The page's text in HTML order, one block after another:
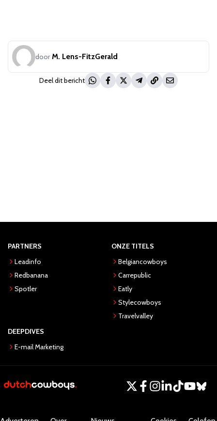
door M. Lens-FitzGerald
Deel dit bericht
PARTNERS
Leadinfo
Redbanana
Spotler
ONZE TITELS
Belgiancowboys
Carrepublic
Eatly
Stylecowboys
Travelvalley
DEEPDIVES
E-mail Marketing